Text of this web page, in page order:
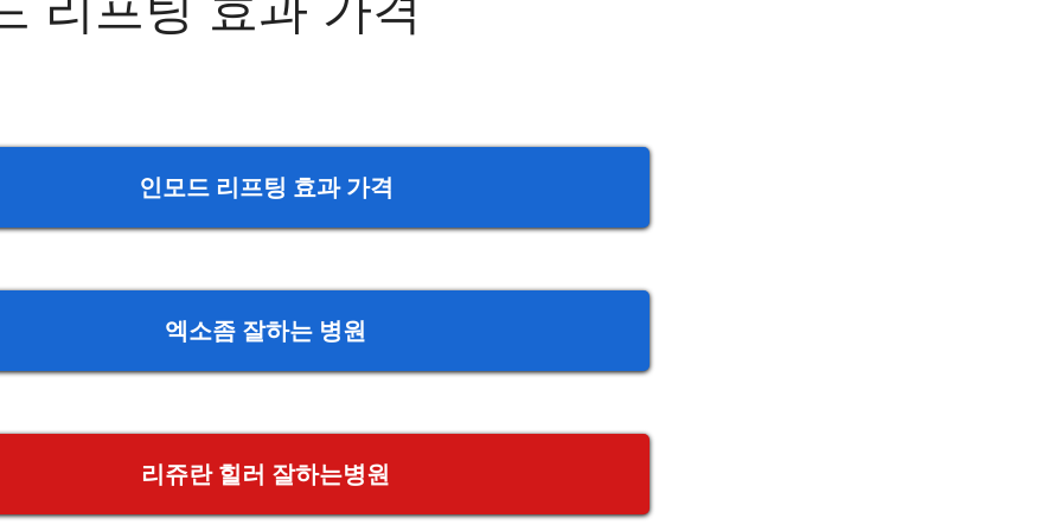
인모드 리프팅 효과 가격
엑소좀 잘하는 병원
리쥬란 힐러 잘하는병원